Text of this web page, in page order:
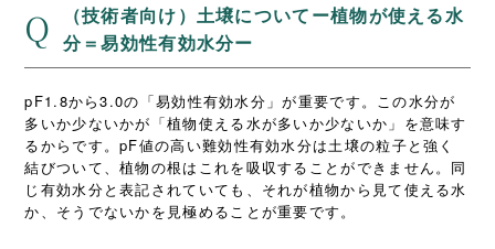
Q
（技術者向け）土壌についてー植物が使える水
分＝易効性有効水分ー
pF1.8から3.0の「易効性有効水分」が重要です。この水分が
多いか少ないかが「植物使える水が多いか少ないか」を意味す
るからです。pF値の高い難効性有効水分は土壌の粒子と強く
結びついて、植物の根はこれを吸収することができません。同
じ有効水分と表記されていても、それが植物から見て使える水
か、そうでないかを見極めることが重要です。